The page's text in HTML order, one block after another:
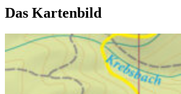
Das Kartenbild